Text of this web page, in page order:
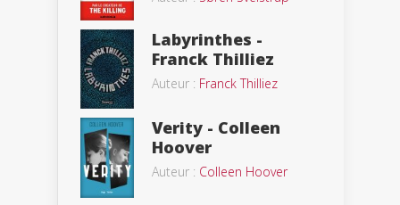
Labyrinthes -
Franck Thilliez
Auteur : Franck Thilliez
Verity - Colleen
Hoover
Auteur : Colleen Hoover